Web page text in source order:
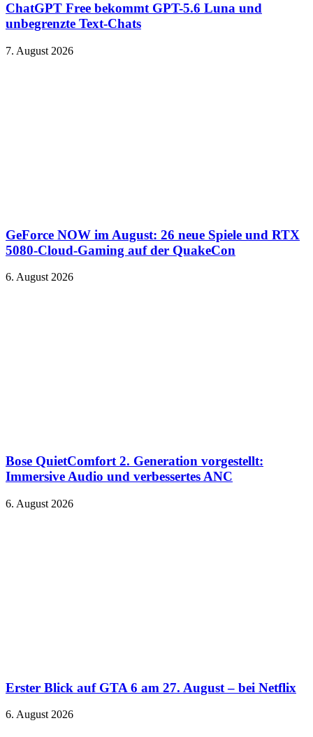
ChatGPT Free bekommt GPT-5.6 Luna und
unbegrenzte Text-Chats
7. August 2026
GeForce NOW im August: 26 neue Spiele und RTX
5080-Cloud-Gaming auf der QuakeCon
6. August 2026
Bose QuietComfort 2. Generation vorgestellt:
Immersive Audio und verbessertes ANC
6. August 2026
Erster Blick auf GTA 6 am 27. August – bei Netflix
6. August 2026